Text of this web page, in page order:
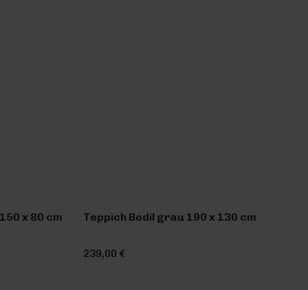
x 80 cm Teppich Bodil grau 190 x 130 cm
239,00 €